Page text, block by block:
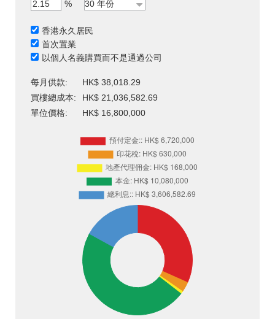
%
香港永久居民
首次置業
以個人名義購買而不是通過公司
每月供款:
HK$ 38,018.29
買樓總成本:
HK$ 21,036,582.69
單位價格:
HK$ 16,800,000